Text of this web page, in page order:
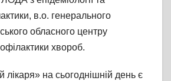
в.о. генерального
обласного центру
хвороб.
на сьогоднішній день є